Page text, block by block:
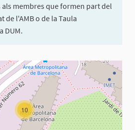
membres que formen part del
de l'AMB o de la Taula
DUM.
mapa que presenta els
10